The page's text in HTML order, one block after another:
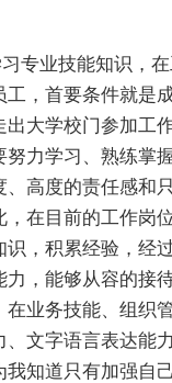
专业技能知识，
工，首要条件就是
出大学校门参加工
努力学习、熟练掌
、高度的责任感和
，在目前的工作岗
识，积累经验，经
力，能够从容的接
在业务技能、组织
、文字语言表达能
我知道只有加强自